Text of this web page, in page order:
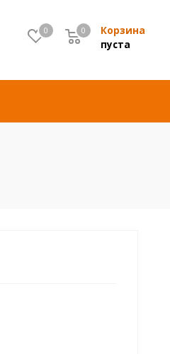
0 Корзина
0
пуста
0